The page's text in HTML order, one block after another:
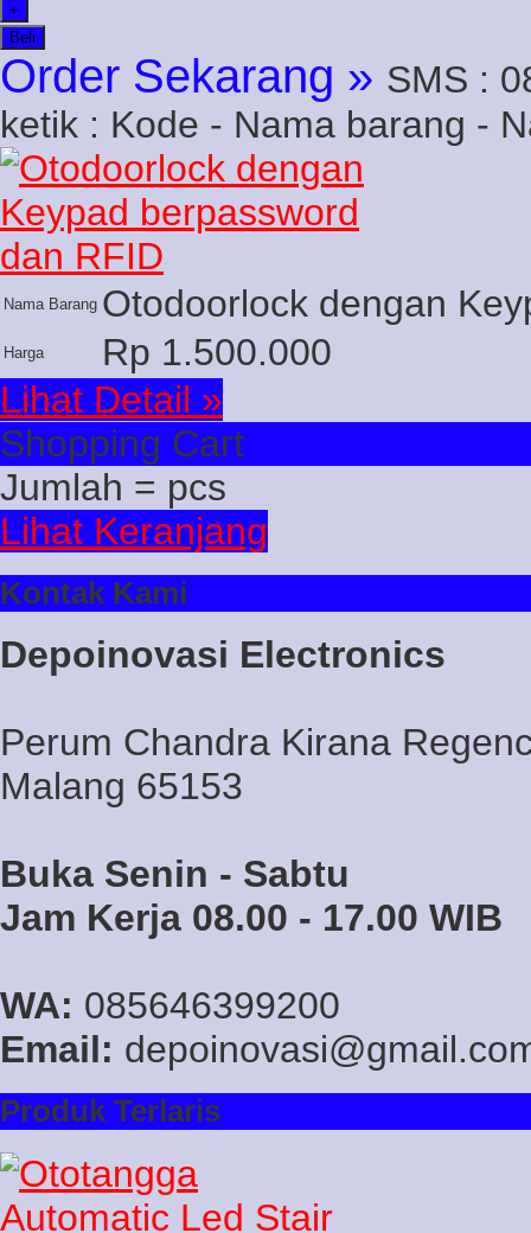
+
Beli
Order Sekarang » SMS :
ketik : Kode - Nama barang -
Nama Barang Otodoorlock dengan
Harga
Rp 1.500.000
Lihat Detail »
Shopping Cart
Jumlah = pcs
Lihat Keranjang
Kontak Kami
Depoinovasi Electronics
Perum Chandra Kirana
Malang 65153
Buka Senin - Sabtu
Jam Kerja 08.00 - 17.00 WIB
WA: 085646399200
Email:
Produk Terlaris